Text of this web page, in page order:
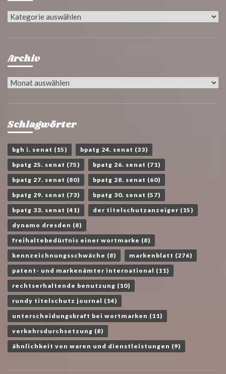
Kategorien
Archiv
Archiv
Schlagwörter
bgh i. senat (15) bpatg 24. senat (33)
bpatg 25. senat (75) bpatg 26. senat (71)
bpatg 27. senat (80) bpatg 28. senat (60)
bpatg 29. senat (73) bpatg 30. senat (57)
bpatg 33. senat (41) der titelschutzanzeiger (15)
dynamo dresden (8)
freihaltebedürfnis einer wortmarke (8)
kennzeichnungsschwäche (8) markenblatt (276)
patent- und markenämter international (11)
rechtserhaltende benutzung (10)
rundy titelschutz journal (14)
unterscheidungskraft bei wortmarken (11)
verkehrsdurchsetzung (8)
ähnlichkeit von waren und dienstleistungen (9)